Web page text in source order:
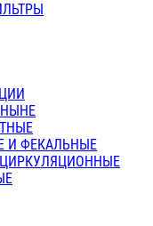
И ФЕКАЛЬНЫЕ